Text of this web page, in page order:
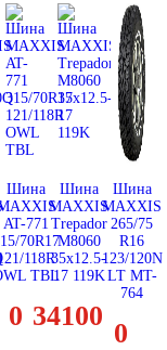
16 17 18
Шина
AT-771
70R17
118R
TBL
0
Шина
MAXXIS
Trepador
M8060
35x12.5-
17 119K
34100
Шина
MAXXIS
265/75
R16
123/120N
LT MT-
764
0